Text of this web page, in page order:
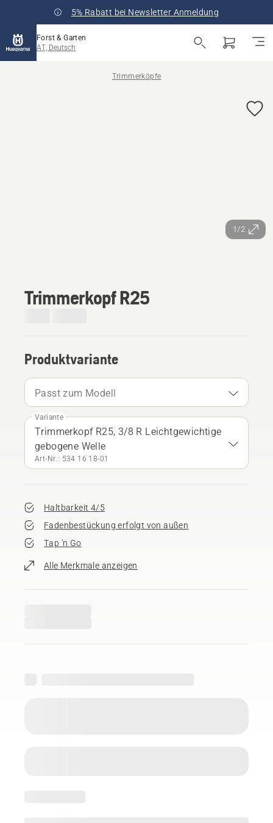
5% Rabatt bei Newsletter Anmeldung
Forst & Garten
AT, Deutsch
Trimmerköpfe
1/2
Trimmerkopf R25
Produktvariante
Passt zum Modell
Variante
Trimmerkopf R25, 3/8 R Leichtgewichtige
gebogene Welle
Art-Nr.: 534 16 18‑01
Haltbarkeit 4/5
Fadenbestückung erfolgt von außen
Tap 'n Go
Alle Merkmale anzeigen